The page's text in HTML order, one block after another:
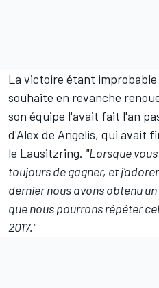
La victoire étant
souhaite en revanche
son équipe l'avait fait l'an
d'Alex de Angelis, qui avait
le Lausitzring. "Lorsque
toujours de gagner, et
dernier nous avons obtenu
que nous pourrons répéter
2017."